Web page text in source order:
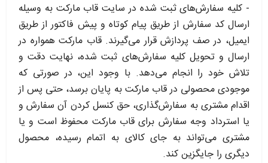
- کلیه سفارش‌‏های ثبت شده در سایت قاب مارکت به وسیله
ارسال کد سفارش از طریق پیام کوتاه و پیش فاکتور از طریق
ایمیل، در صف پردازش قرار می‏‌گیرند. قاب مارکت همواره در
ارسال و تحویل کلیه سفارش‌‏های ثبت شده، نهایت دقت و
تلاش خود را انجام می‌دهد. با وجود این، در صورتی که
موجودی محصولی در قاب مارکت به پایان برسد، حتی پس از
اقدام مشتری به سفارش‌‏گذاری، حق کنسل کردن آن سفارش و
یا استرداد وجه سفارش برای قاب مارکت محفوظ است و یا
مشتری می‏‌تواند به جای کالای به اتمام رسیده، محصول
دیگری را جایگزین کند.